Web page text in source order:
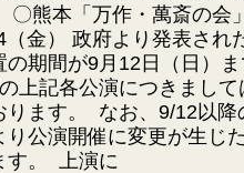
〇熊本「万作・萬斎の会
金） 政府より発表され
の期間が9月12日（日）
上記各公演につきまし
ります。 なお、9/12以
公演開催に変更が生じ
す。 上演に